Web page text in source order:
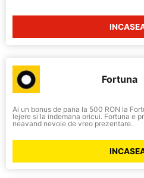
Fortuna
Ai un bonus de pana la 500 RON la
lejere si la indemana oricui. Fortuna e
neavand nevoie de vreo prezentare.